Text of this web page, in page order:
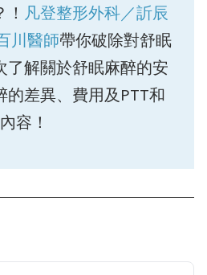
凡登整形外科／訢辰
川醫師帶你破除對舒眠
了解關於舒眠麻醉的安
的差異、費用及PTT和
容！